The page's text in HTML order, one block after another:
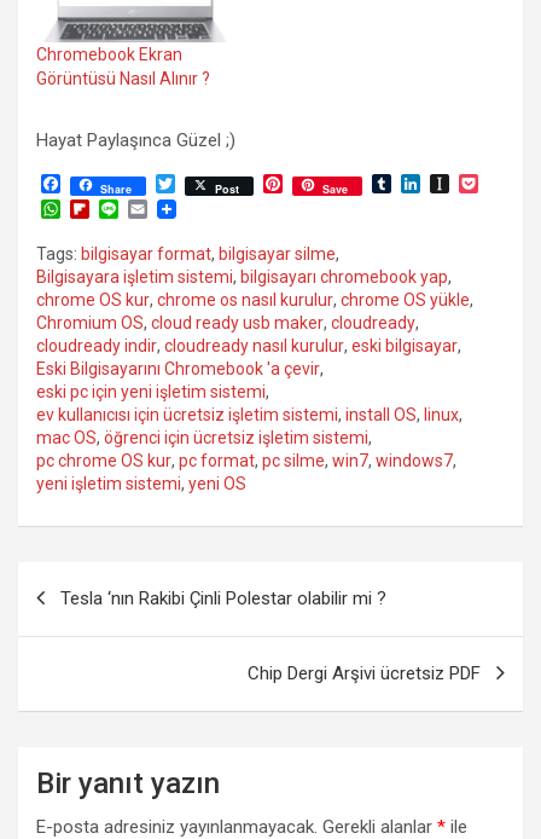
Chromebook Ekran
Görüntüsü Nasıl Alınır ?
Hayat Paylaşınca Güzel ;)
F
b
o
o
k
Share
T
w
i
t
e
r
Post
P
e
r
e
s
t
Save
T
r
L
d
I
p
a
e
r
W
a
t
s
A
p
p
F
i
p
b
o
a
r
d
n
e
E
a
i
l
Tags: bilgisayar format, bilgisayar silme,
Bilgisayara işletim sistemi, bilgisayarı chromebook yap,
chrome OS kur, chrome os nasıl kurulur, chrome OS yükle,
Chromium OS, cloud ready usb maker, cloudready,
cloudready indir, cloudready nasıl kurulur, eski bilgisayar,
Eski Bilgisayarını Chromebook 'a çevir,
eski pc için yeni işletim sistemi,
ev kullanıcısı için ücretsiz işletim sistemi, install OS, linux,
mac OS, öğrenci için ücretsiz işletim sistemi,
pc chrome OS kur, pc format, pc silme, win7, windows7,
yeni işletim sistemi, yeni OS
Tesla ‘nın Rakibi Çinli Polestar olabilir mi ?
Chip Dergi Arşivi ücretsiz PDF
Bir yanıt yazın
E-posta adresiniz yayınlanmayacak. Gerekli alanlar * ile